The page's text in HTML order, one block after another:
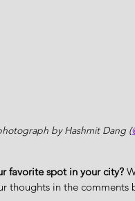
by Hashmit Dang (
favorite spot in your city?
thoughts in the comments